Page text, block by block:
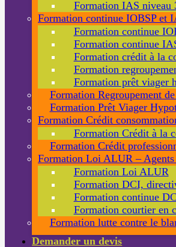
Formation IAS niveau
Formation continue IOBSP et
Formation continue
Formation continue
Formation crédit à la
Formation
Formation prêt viager
Formation Regroupement
Formation Prêt Viager
Formation Crédit
Formation Crédit à la
Formation Crédit
Formation Loi ALUR –
Formation Loi ALUR
Formation DCI,
Formation continue
Formation courtier en
Formation lutte contre le
Demander un devis